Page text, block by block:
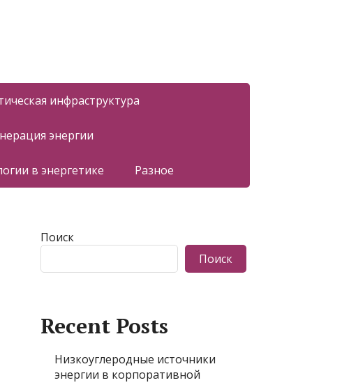
инфраструктура
энергии
в энергетике Разное
Поиск
Поиск
Recent Posts
Низкоуглеродные источники
энергии в корпоративной